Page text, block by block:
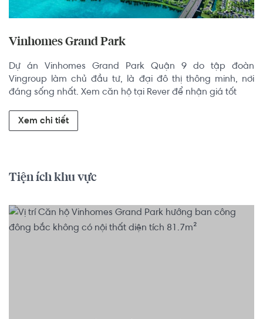
Vinhomes Grand Park
Dự án Vinhomes Grand Park Quận 9 do tập đoàn
Vingroup làm chủ đầu tư, là đại đô thị thông minh, nơi
đáng sống nhất. Xem căn hộ tại Rever để nhận giá tốt
Xem chi tiết
Tiện ích khu vực